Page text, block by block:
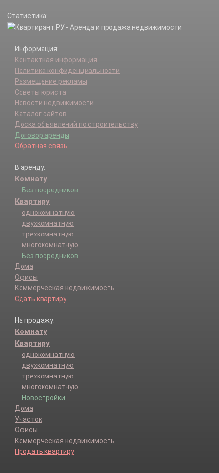
Статистика:
Информация:
Контактная информация
Политика конфиденциальности
Размещение рекламы
Советы юриста
Новости недвижимости
Каталог сайтов
Доска объявлений по строительству
Договор аренды
Обратная связь
В аренду:
Комнату
Без посредников
Квартиру
однокомнатную
двухкомнатную
трехкомнатную
многокомнатную
Без посредников
Дома
Офисы
Коммерческая недвижимость
Сдать квартиру
На продажу:
Комнату
Квартиру
однокомнатную
двухкомнатную
трехкомнатную
многокомнатную
Новостройки
Дома
Участок
Офисы
Коммерческая недвижимость
Продать квартиру